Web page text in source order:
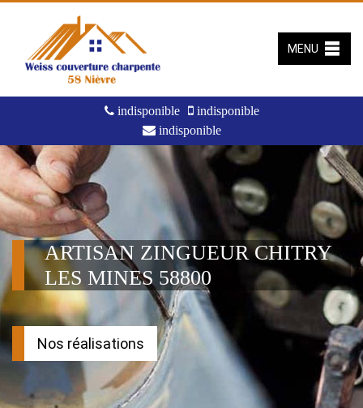
indisponible
indisponible
indisponible
MENU
ARTISAN ZINGUEUR CHITRY
LES MINES 58800
Nos réalisations